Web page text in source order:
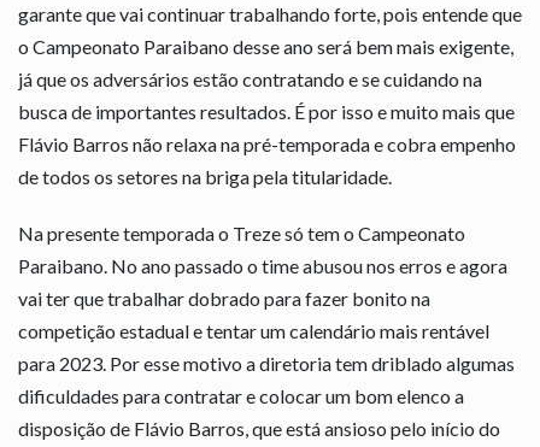
garante que vai continuar trabalhando forte, pois entende que
o Campeonato Paraibano desse ano será bem mais exigente,
já que os adversários estão contratando e se cuidando na
busca de importantes resultados. É por isso e muito mais que
Flávio Barros não relaxa na pré-temporada e cobra empenho
de todos os setores na briga pela titularidade.
Na presente temporada o Treze só tem o Campeonato
Paraibano. No ano passado o time abusou nos erros e agora
vai ter que trabalhar dobrado para fazer bonito na
competição estadual e tentar um calendário mais rentável
para 2023. Por esse motivo a diretoria tem driblado algumas
dificuldades para contratar e colocar um bom elenco a
disposição de Flávio Barros, que está ansioso pelo início do